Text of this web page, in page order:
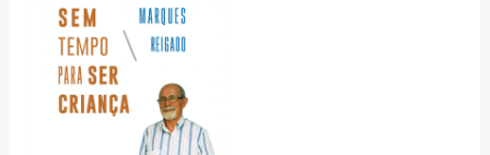
original
era:
15,00 €.
atual
é:
13,50 €.